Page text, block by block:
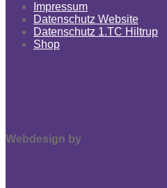
Impressum
Datenschutz Website
Datenschutz 1.TC Hiltrup
Shop
Webdesign by